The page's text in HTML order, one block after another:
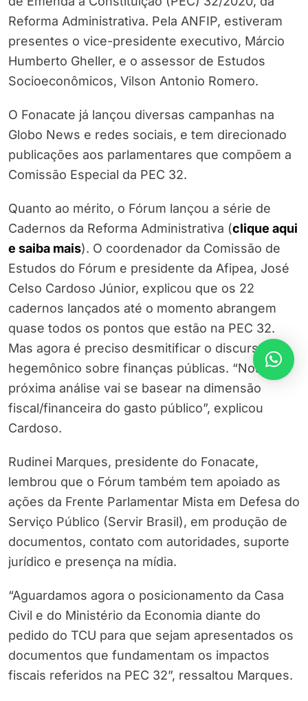
Reforma Administrativa. Pela ANFIP, estiveram
presentes o vice-presidente executivo, Márcio
Humberto Gheller, e o assessor de Estudos
Socioeconômicos, Vilson Antonio Romero.
O Fonacate já lançou diversas campanhas na
Globo News e redes sociais, e tem direcionado
publicações aos parlamentares que compõem a
Comissão Especial da PEC 32.
Quanto ao mérito, o Fórum lançou a série de
Cadernos da Reforma Administrativa (clique aqui
e saiba mais). O coordenador da Comissão de
Estudos do Fórum e presidente da Afipea, José
Celso Cardoso Júnior, explicou que os 22
cadernos lançados até o momento abrangem
quase todos os pontos que estão na PEC 32.
Mas agora é preciso desmitificar o discurso
hegemônico sobre finanças públicas. “Nossa
próxima análise vai se basear na dimensão
fiscal/financeira do gasto público”, explicou
Cardoso.
Rudinei Marques, presidente do Fonacate,
lembrou que o Fórum também tem apoiado as
ações da Frente Parlamentar Mista em Defesa do
Serviço Público (Servir Brasil), em produção de
documentos, contato com autoridades, suporte
jurídico e presença na mídia.
“Aguardamos agora o posicionamento da Casa
Civil e do Ministério da Economia diante do
pedido do TCU para que sejam apresentados os
documentos que fundamentam os impactos
fiscais referidos na PEC 32”, ressaltou Marques.